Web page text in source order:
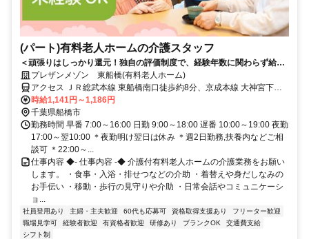
(パート)有料老人ホームの介護スタッフ
＜頑張りはしっかり還元！独自の評価制度で、経験年数に関わらず給与
UPが可能◎＞人に寄り添う仕事を、安定の介護業界で。和やかな雰囲気
の有料老人ホーム勤務。
プレザンメゾン 東船橋(有料老人ホーム)
アクセス ＪＲ総武本線 東船橋南口徒歩約8分、京成本線 大神宮下徒
歩約11分、京成本線 船橋競馬場北口徒歩約13分 JR総武線「東船橋」
駅から徒歩約8分
時給1,141円～1,186円
千葉県船橋市
勤務時間 早番 7:00～16:00 日勤 9:00～18:00 遅番 10:00～19:00 夜勤
17:00～翌10:00 ＊夜勤明け翌日は休み ＊週2日勤務,扶養内などご相
談可 ＊22:00～...
仕事内容 ◆- 仕事内容 -◆ 介護付有料老人ホームの介護業務をお願い
します。 ・食事・入浴・排せつなどの介助 ・着替えや身だしなみの
お手伝い ・移動・歩行の見守りや介助 ・日常会話やコミュニケーシ
ョ...
社員登用あり 主婦・主夫歓迎 60代も応募可 資格取得支援あり
フリーター歓迎
職場見学可
経験者歓迎 有資格者歓迎 研修あり ブランクOK
交通費支給
シフト制